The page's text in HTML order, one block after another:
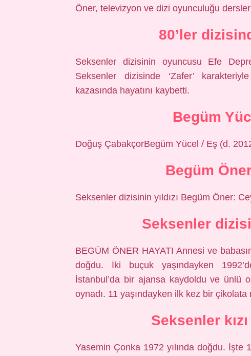
Öner, televizyon ve dizi oyunculuğu
80’ler
Seksenler dizisinin oyuncusu Efe
Seksenler dizisinde ‘Zafer’
kazasında hayatını kaybetti.
Begüm
Doğuş ÇabakçorBegüm Yücel / Eş (d.
Begüm
Seksenler dizisinin yıldızı Begüm Öner:
Seksenler
BEGÜM ÖNER HAYATI Annesi ve
doğdu. İki buçuk yaşındayken
İstanbul’da bir ajansa kaydoldu ve ünlü
oynadı. 11 yaşındayken ilk kez bir çikolata
Seksenler
Yasemin Çonka 1972 yılında doğdu. İşte